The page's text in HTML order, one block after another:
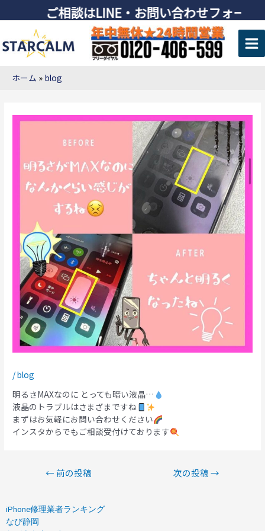
ご相談はLINE・お問い合わせフォーム
ホーム blog
/blog
明るさMAXなのに とっても暗い液晶…
液晶のトラブルはさまざまですね
まずはお気軽にお問い合わせください
インスタからでもご相談受付けております
← 前の投稿 次の投稿→
iPhone修理業者ランキング
なび静岡